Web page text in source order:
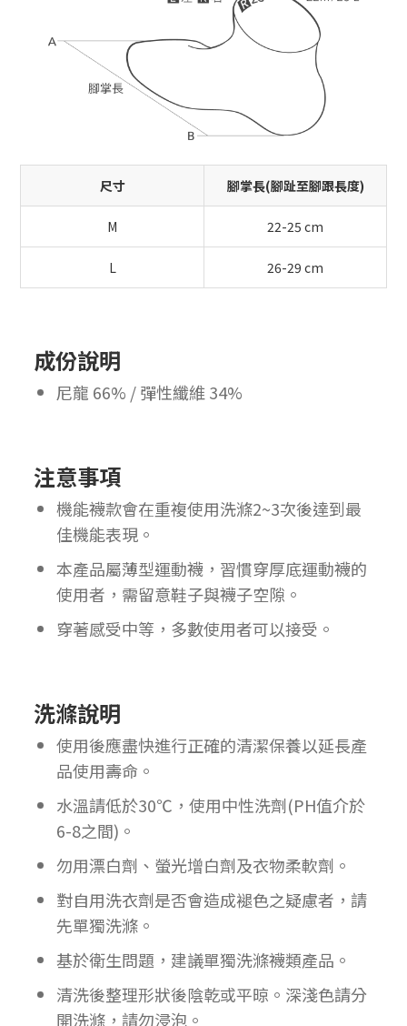
尺寸 腳掌長(腳趾至腳跟長度)
M 22-25 cm
L 26-29 cm
成份說明
尼龍 66% / 彈性纖維 34%
注意事項
機能襪款會在重複使用洗滌2~3次後達到最
佳機能表現。
本產品屬薄型運動襪，習慣穿厚底運動襪的
使用者，需留意鞋子與襪子空隙。
穿著感受中等，多數使用者可以接受。
洗滌說明
使用後應盡快進行正確的清潔保養以延長產
品使用壽命。
水溫請低於30℃，使用中性洗劑(PH值介於
6-8之間)。
勿用漂白劑、螢光增白劑及衣物柔軟劑。
對自用洗衣劑是否會造成褪色之疑慮者，請
先單獨洗滌。
基於衛生問題，建議單獨洗滌襪類產品。
清洗後整理形狀後陰乾或平晾。深淺色請分
開洗滌，請勿浸泡。